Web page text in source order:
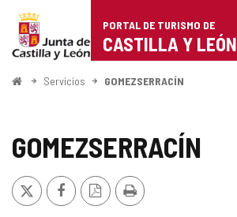
Portal
de
Turismo
Castilla
León
PORTAL DE TURISMO DE
CASTILLA Y LEÓN
InicioServicios GOMEZSERRACÍN
GOMEZSERRACÍN
X FacebookVersión
PDF
Imprimir